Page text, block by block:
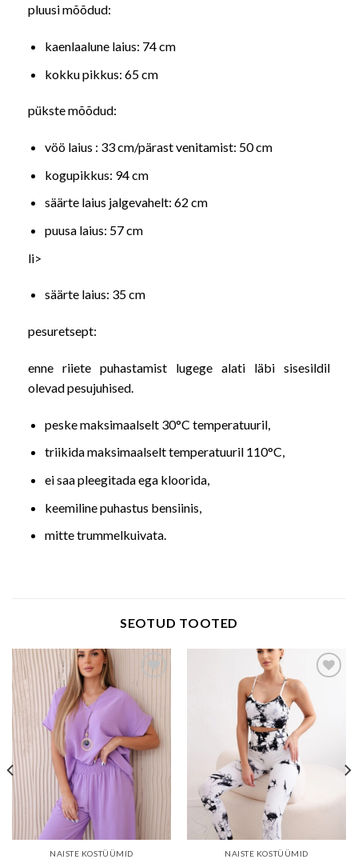
pluusi mõõdud:
kaenlaalune laius: 74 cm
kokku pikkus: 65 cm
pükste mõõdud:
vöö laius : 33 cm/pärast venitamist: 50 cm
kogupikkus: 94 cm
säärte laius jalgevahelt: 62 cm
puusa laius: 57 cm
li>
säärte laius: 35 cm
pesuretsept:
enne riiete puhastamist lugege alati läbi sisesildil
olevad pesujuhised.
peske maksimaalselt 30°C temperatuuril,
triikida maksimaalselt temperatuuril 110°C,
ei saa pleegitada ega kloorida,
keemiline puhastus bensiinis,
mitte trummelkuivata.
SEOTUD TOOTED
Add to wishlist
NAISTE KOSTÜÜMID
Add to wishlist
NAISTE KOSTÜÜMID